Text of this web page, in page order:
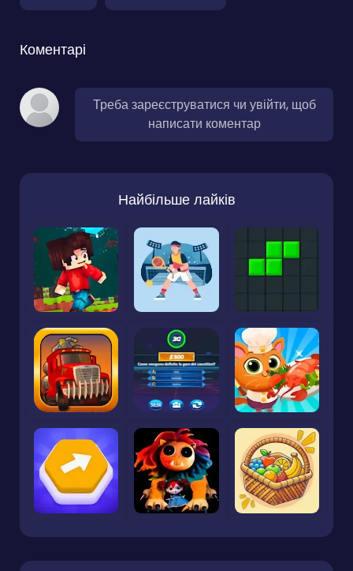
Коментарі
Треба зареєструватися чи увійти, щоб
написати коментар
Найбільше лайків